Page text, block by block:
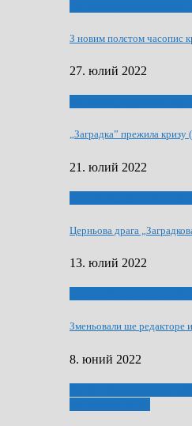
З новим полєтом часопис
27. юлий 2022
„Заградка” прежила кризу
21. юлий 2022
Церньова драга
13. юлий 2022
Зменьовали ше редакторе
8. юний 2022